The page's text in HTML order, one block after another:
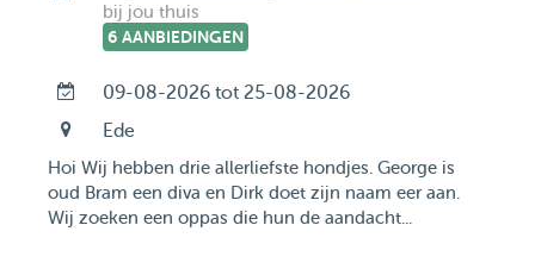
bij jou thuis
6 AANBIEDINGEN
09-08-2026 tot 25-08-2026
Ede
Hoi Wij hebben drie allerliefste hondjes. George is
oud Bram een diva en Dirk doet zijn naam eer aan.
Wij zoeken een oppas die hun de aandacht...